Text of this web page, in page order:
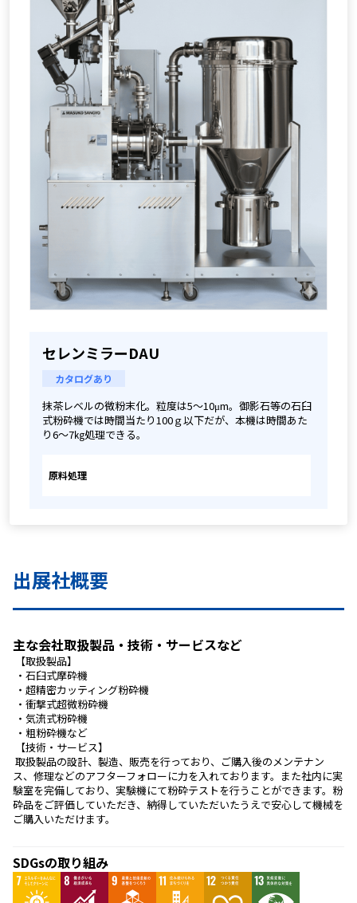
セレンミラーDAU
カタログあり
抹茶レベルの微粉末化。粒度は5～10μm。御影石等の石臼
式粉砕機では時間当たり100ｇ以下だが、本機は時間あた
り6～7㎏処理できる。
原料処理
出展社概要
主な会社取扱製品・技術・サービスなど
【取扱製品】
・石臼式摩砕機
・超精密カッティング粉砕機
・衝撃式超微粉砕機
・気流式粉砕機
・粗粉砕機など
【技術・サービス】
ス、修理などのアフターフォローに力を入れております。また社内に実
験室を完備しており、実験機にて粉砕テストを行うことができます。粉
砕品をご評価していただき、納得していただいたうえで安心して機械を
ご購入いただけます。
SDGsの取り組み